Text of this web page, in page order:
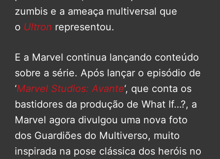
zumbis e a ameaça multiversal que
o Ultron representou.
E a Marvel continua lançando conteúdo
sobre a série. Após lançar o episódio de
‘Marvel Studios: Avante‘, que conta os
bastidores da produção de What If…?, a
Marvel agora divulgou uma nova foto
dos Guardiões do Multiverso, muito
inspirada na pose clássica dos heróis no